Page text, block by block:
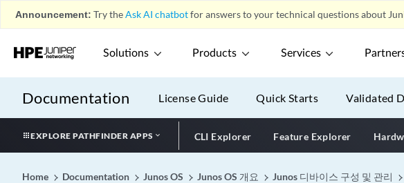
Announcement: Try theAsk AI chatbotfor answers to your technical questions about
Solutions Products Services
Documentation License Guide Quick Starts Validated
EXPLORE PATHFINDER APPS CLI Explorer Feature Explorer
Home Documentation Junos OS Junos OS 개요 Junos 디바이스 구성 및 관리